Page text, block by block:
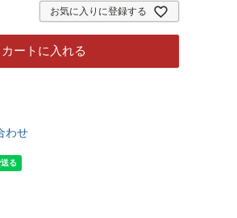
お気に入りに登録する
カートに入れる
わせ